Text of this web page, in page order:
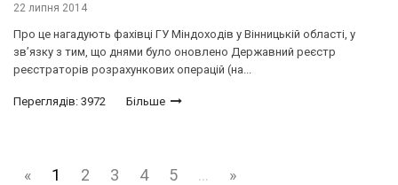
22 липня 2014
Про це нагадують фахівці ГУ Міндоходів у Вінницькій області, у
зв’язку з тим, що днями було оновлено Державний реєстр
реєстраторів розрахункових операцій (на...
Переглядів: 3972 Більше
« 1 2 3 4 5 ... »